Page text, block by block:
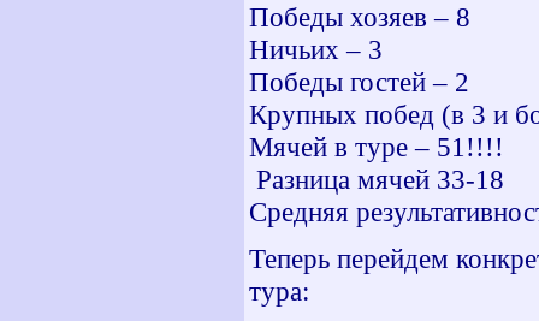
Победы хозяев – 8
Ничьих – 3
Победы гостей – 2
Крупных побед (в 3 и
Мячей в туре – 51!!!!
Разница мячей 33-18
Средняя
Теперь перейдем
тура: